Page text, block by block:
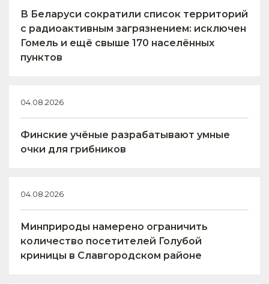
В Беларуси сократили список территорий
с радиоактивным загрязнением: исключен
Гомель и ещё свыше 170 населённых
пунктов
04.08.2026
Финские учёные разрабатывают умные
очки для грибников
04.08.2026
Минприроды намерено ограничить
количество посетителей Голубой
криницы в Славгородском районе